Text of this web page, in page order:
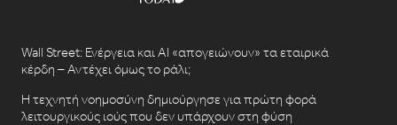
Wall Street: Ενέργεια και AI «απογειώνουν» τα εταιρικά
κέρδη – Αντέχει όμως το ράλι;
Η τεχνητή νοημοσύνη δημιούργησε για πρώτη φορά
λειτουργικούς ιούς που δεν υπάρχουν στη φύση